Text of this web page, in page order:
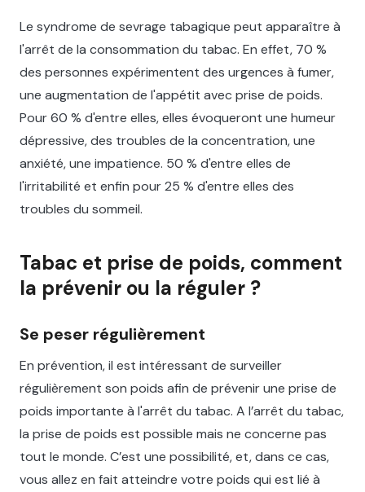
Le syndrome de sevrage tabagique peut apparaître à
l'arrêt de la consommation du tabac. En effet, 70 %
des personnes expérimentent des urgences à fumer,
une augmentation de l'appétit avec prise de poids.
Pour 60 % d'entre elles, elles évoqueront une humeur
dépressive, des troubles de la concentration, une
anxiété, une impatience. 50 % d'entre elles de
l'irritabilité et enfin pour 25 % d'entre elles des
troubles du sommeil.
Tabac et prise de poids, comment
la prévenir ou la réguler ?
Se peser régulièrement
En prévention, il est intéressant de surveiller
régulièrement son poids afin de prévenir une prise de
poids importante à l'arrêt du tabac. A l’arrêt du tabac,
la prise de poids est possible mais ne concerne pas
tout le monde. C’est une possibilité, et, dans ce cas,
vous allez en fait atteindre votre poids qui est lié à